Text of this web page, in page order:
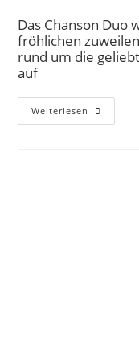
Das Chanson Duo
fröhlichen
rund um die
auf
Weiterlesen